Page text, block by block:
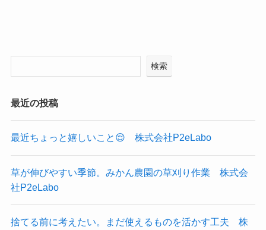
検索
最近の投稿
最近ちょっと嬉しいこと😌 株式会社P2eLabo
草が伸びやすい季節。みかん農園の草刈り作業 株式会
社P2eLabo
捨てる前に考えたい。まだ使えるものを活かす工夫 株